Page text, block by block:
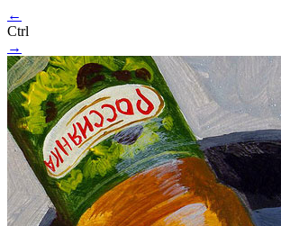
←
Ctrl
→